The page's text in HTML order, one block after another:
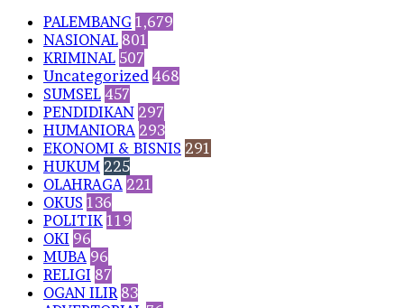
PALEMBANG 1,679
NASIONAL 801
KRIMINAL 507
Uncategorized 468
SUMSEL 457
PENDIDIKAN 297
HUMANIORA 293
EKONOMI & BISNIS 291
HUKUM 225
OLAHRAGA 221
OKUS 136
POLITIK 119
OKI 96
MUBA 96
RELIGI 87
OGAN ILIR 83